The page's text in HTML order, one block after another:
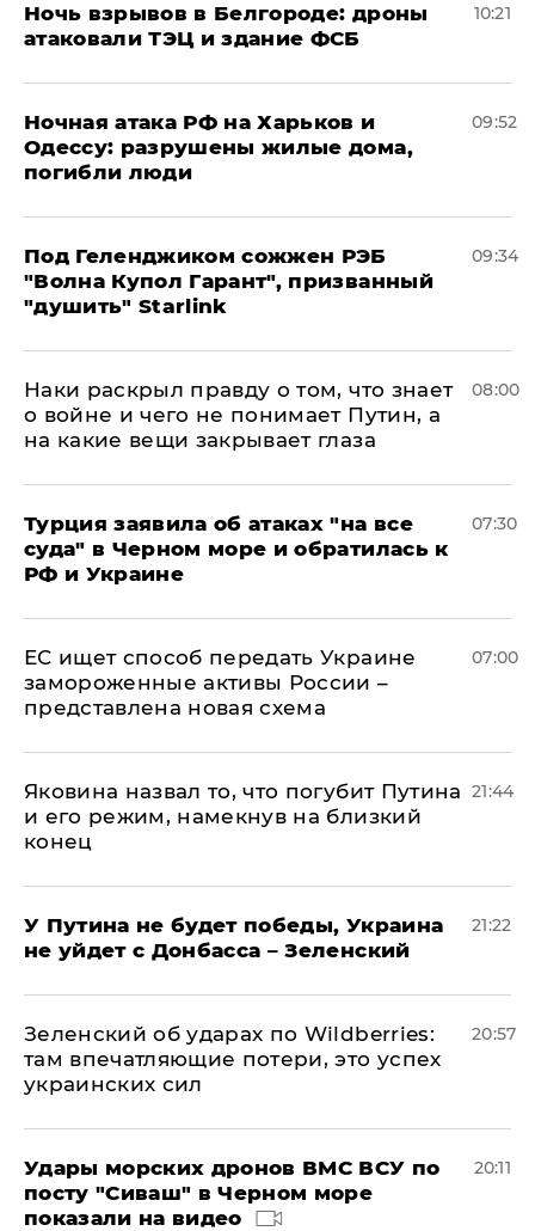
​Ночь взрывов в Белгороде: дроны
атаковали ТЭЦ и здание ФСБ
10:21
​Ночная атака РФ на Харьков и
Одессу: разрушены жилые дома,
погибли люди
09:52
Под Геленджиком сожжен РЭБ
"Волна Купол Гарант", призванный
"душить" Starlink
09:34
Наки раскрыл правду о том, что знает
о войне и чего не понимает Путин, а
на какие вещи закрывает глаза
08:00
Турция заявила об атаках "на все
суда" в Черном море и обратилась к
РФ и Украине
07:30
ЕС ищет способ передать Украине
замороженные активы России –
представлена новая схема
07:00
Яковина назвал то, что погубит Путина
и его режим, намекнув на близкий
конец
21:44
У Путина не будет победы, Украина
не уйдет с Донбасса – Зеленский
21:22
Зеленский об ударах по Wildberries:
там впечатляющие потери, это успех
украинских сил
20:57
Удары морских дронов ВМС ВСУ по
посту "Сиваш" в Черном море
показали на видео
20:11